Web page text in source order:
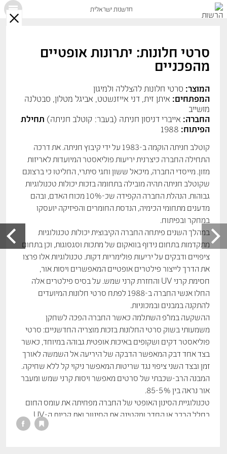
חדשנות ישראלית
סרטי חלונות: יתרונות אופטיים
מהפכניים
המוצר: סרטי חלונות להצללה ולמיגון
המפתחים: איתן זית, דני אייזנשטט, אביגל מטלון, סבטלנה
מושייב
החברה: אייברי דניסון חניתה (בעבר: קוטלב חניתה) תחילת
הפיתוח: 1988
קוטלב חניתה הוקמה ב-1983 על ידי קיבוץ חניתה. את דרכה
התחילה החברה כיצרנית יריעות פוליאסטר המיועדות לאריזות
מזון. מייסדי החברה, מיכאל ששון וחגי סיתרי, החליטו כי ברצונם
שקוטלב חניתה תהיה מובילה בתחומה בזכות יכולות טכנולוגיות
גבוהות. הנהלת החברה הקפידה שכ-10% מכוח האדם, ובהם
מדענים מתחומי הכימיה, הנדסת החומרים והפיזיקה יועסקו
במחקר ובפיתוח.
במהלך השנים פיתחה החברה הקיבוצית יכולות טכנולוגיות
מתקדמות בתחום נידוף בוואקום של מתכות וסגסוגות, וכן בתחום
ציפויים ודבקים על יריעות פולימריות דקות. טכנולוגיות אלו פרצו
את הדרך לייצור פילטרים אופטיים המאפשרים ויסות אור,
חסימת קרני UV והחזרת קרני שמש. על בסיס פילטרים אלה
החלו אנשי החברה ב-1988 לפתח סרטי חלונות המיועדים
להתקנה במבנים ובמכוניות.
ההשקעה במו”פ השתלמה כאשר החברה הפכה לשחקן
משמעותי בשוק סרטי החלונות בזכות מוצריה החדשניים: סרטי
פוליאסטר דקים ושקופים באיכות אופטית גבוהה במיוחד, כאשר
בצד אחד דבק המאפשר הדבקה של היריעה אל השמשה לאורך
זמן ובצד השני ציפוי נגד שריטות המאפשר ניקוי קל ללא שחיקה.
המבנה הרב-שכבתי של סרטים מאפשר ויסות קרני שמש ומעבר
אור נראה בין 85-5%.
טכנולוגיית הסינון האופטי של החברה מפחיתה את עומס החום
בחלל הרכב או החדר ומקטינה את הסינוור ואת קרינת ה-UV
המזיקה לגוף האדם. הסרטים מקנים מראה אחיד ומשודרג
X